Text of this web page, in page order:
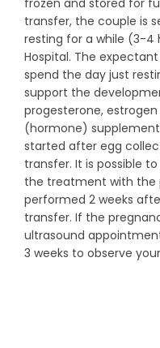
frozen and stored for
transfer, the couple is
resting for a while (3-4
Hospital. The
spend the day just
support the
progesterone, estrogen
(hormone)
started after egg
transfer. It is possible
the treatment with the
performed 2 weeks
transfer. If the
ultrasound
3 weeks to observe